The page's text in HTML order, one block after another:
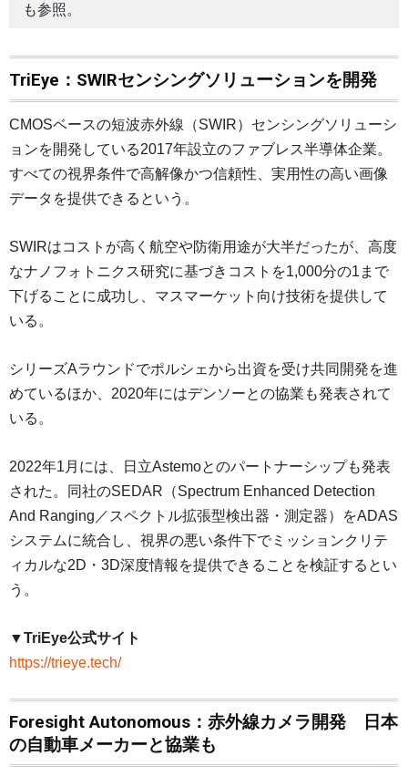
も参照。
TriEye：SWIRセンシングソリューションを開発
CMOSベースの短波赤外線（SWIR）センシングソリューシ
ョンを開発している2017年設立のファブレス半導体企業。
すべての視界条件で高解像かつ信頼性、実用性の高い画像
データを提供できるという。
SWIRはコストが高く航空や防衛用途が大半だったが、高度
なナノフォトニクス研究に基づきコストを1,000分の1まで
下げることに成功し、マスマーケット向け技術を提供して
いる。
シリーズAラウンドでポルシェから出資を受け共同開発を進
めているほか、2020年にはデンソーとの協業も発表されて
いる。
2022年1月には、日立Astemoとのパートナーシップも発表
された。同社のSEDAR（Spectrum Enhanced Detection
And Ranging／スペクトル拡張型検出器・測定器）をADAS
システムに統合し、視界の悪い条件下でミッションクリテ
ィカルな2D・3D深度情報を提供できることを検証するとい
う。
▼TriEye公式サイト
https://trieye.tech/
Foresight Autonomous：赤外線カメラ開発 日本
の自動車メーカーと協業も